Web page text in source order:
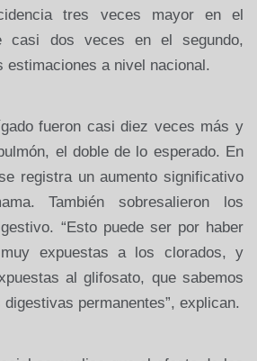
tres veces mayor en el
casi dos veces en el
segundo,
estimaciones a nivel nacional.
fueron casi diez veces más y
el doble de lo esperado. En
registra un aumento significativo
También sobresalieron los
“Esto puede ser por haber
expuestas a los clorados, y
al glifosato, que sabemos
digestivas permanentes”, explican.